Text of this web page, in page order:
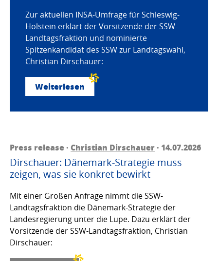
Zur aktuellen INSA-Umfrage für Schleswig-
Holstein erklärt der Vorsitzende der SSW-
Landtagsfraktion und nominierte
Spitzenkandidat des SSW zur Landtagswahl,
Christian Dirschauer:
Weiterlesen
Press release · Christian Dirschauer· 14.07.2026
Dirschauer: Dänemark-Strategie muss
zeigen, was sie konkret bewirkt
Mit einer Großen Anfrage nimmt die SSW-
Landtagsfraktion die Dänemark-Strategie der
Landesregierung unter die Lupe. Dazu erklärt der
Vorsitzende der SSW-Landtagsfraktion, Christian
Dirschauer: